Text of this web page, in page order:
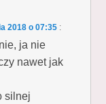
2018 o 07:35 :
ja nie
nawet jak
silnej